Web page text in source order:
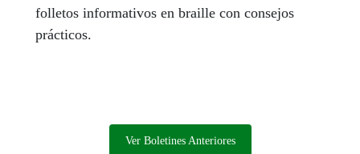
folletos informativos en braille con consejos
prácticos.
Ver Boletines Anteriores